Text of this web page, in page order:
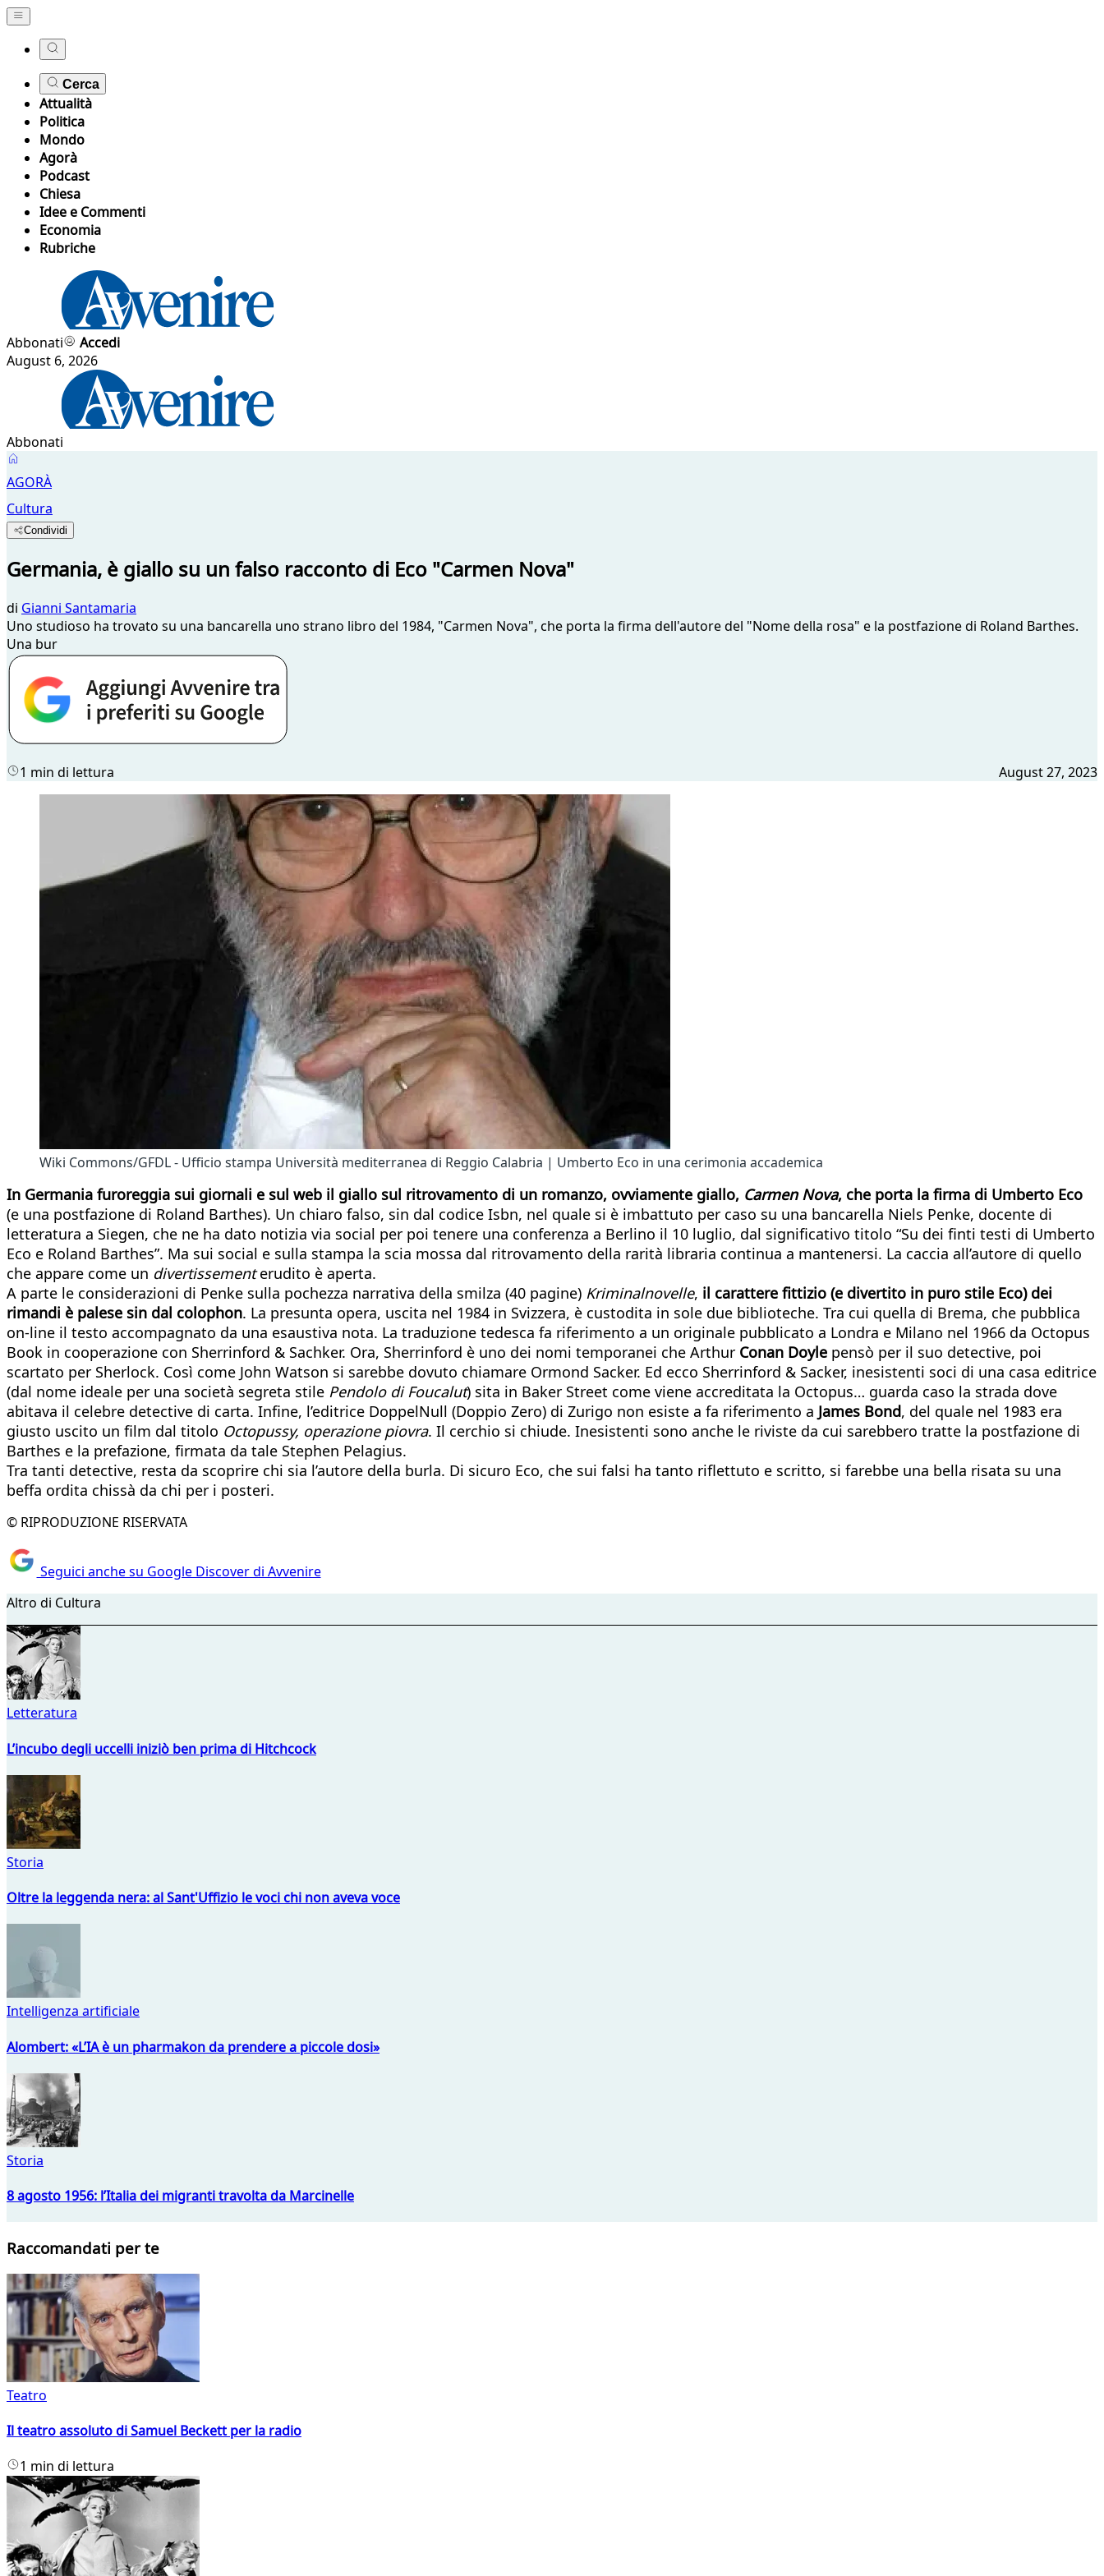
Cerca
Attualità
Politica
Mondo
Agorà
Podcast
Chiesa
Idee e Commenti
Economia
Rubriche
Abbonati
Accedi
August 6, 2026
Abbonati
AGORÀ
Cultura
Condividi
Germania, è giallo su un falso racconto di Eco "Carmen Nova"
di Gianni Santamaria
Uno studioso ha trovato su una bancarella uno strano libro del 1984, "Carmen Nova", che porta la firma dell'autore del "Nome della rosa" e la postfazione di Roland Barthes.
Una bur
1 min di lettura August 27, 2023
Wiki Commons/GFDL - Ufficio stampa Università mediterranea di Reggio Calabria | Umberto Eco in una cerimonia accademica
In Germania furoreggia sui giornali e sul web il giallo sul ritrovamento di un romanzo, ovviamente giallo, Carmen Nova, che porta la firma di Umberto Eco
(e una postfazione di Roland Barthes). Un chiaro falso, sin dal codice Isbn, nel quale si è imbattuto per caso su una bancarella Niels Penke, docente di
letteratura a Siegen, che ne ha dato notizia via social per poi tenere una conferenza a Berlino il 10 luglio, dal significativo titolo “Su dei finti testi di Umberto
Eco e Roland Barthes”. Ma sui social e sulla stampa la scia mossa dal ritrovamento della rarità libraria continua a mantenersi. La caccia all’autore di quello
che appare come un divertissementerudito è aperta.
A parte le considerazioni di Penke sulla pochezza narrativa della smilza (40 pagine) Kriminalnovelle, il carattere fittizio (e divertito in puro stile Eco) dei
rimandi è palese sin dal colophon. La presunta opera, uscita nel 1984 in Svizzera, è custodita in sole due biblioteche. Tra cui quella di Brema, che pubblica
on-line il testo accompagnato da una esaustiva nota. La traduzione tedesca fa riferimento a un originale pubblicato a Londra e Milano nel 1966 da Octopus
Book in cooperazione con Sherrinford & Sachker. Ora, Sherrinford è uno dei nomi temporanei che Arthur Conan Doyle pensò per il suo detective, poi
scartato per Sherlock. Così come John Watson si sarebbe dovuto chiamare Ormond Sacker. Ed ecco Sherrinford & Sacker, inesistenti soci di una casa editrice
(dal nome ideale per una società segreta stile Pendolo di Foucalut) sita in Baker Street come viene accreditata la Octopus… guarda caso la strada dove
abitava il celebre detective di carta. Infine, l’editrice DoppelNull (Doppio Zero) di Zurigo non esiste a fa riferimento a James Bond, del quale nel 1983 era
giusto uscito un film dal titolo Octopussy, operazione piovra. Il cerchio si chiude. Inesistenti sono anche le riviste da cui sarebbero tratte la postfazione di
Barthes e la prefazione, firmata da tale Stephen Pelagius.
Tra tanti detective, resta da scoprire chi sia l’autore della burla. Di sicuro Eco, che sui falsi ha tanto riflettuto e scritto, si farebbe una bella risata su una
beffa ordita chissà da chi per i posteri.
© RIPRODUZIONE RISERVATA
Seguici anche su Google Discover di Avvenire
Altro di Cultura
Letteratura
L’incubo degli uccelli iniziò ben prima di Hitchcock
Storia
Oltre la leggenda nera: al Sant'Uffizio le voci chi non aveva voce
Intelligenza artificiale
Alombert: «L’IA è un pharmakon da prendere a piccole dosi»
Storia
8 agosto 1956: l’Italia dei migranti travolta da Marcinelle
Raccomandati per te
Teatro
Il teatro assoluto di Samuel Beckett per la radio
1 min di lettura